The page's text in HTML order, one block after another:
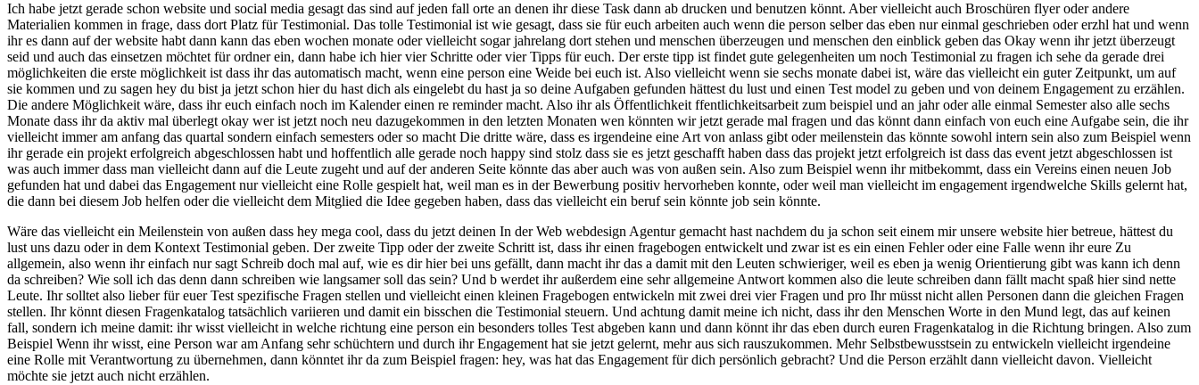
Ich habe jetzt gerade schon website und social media gesagt das sind auf jeden fall orte an denen ihr diese Task dann ab drucken und benutzen könnt. Aber vielleicht auch Broschüren flyer oder andere
Materialien kommen in frage, dass dort Platz für Testimonial. Das tolle Testimonial ist wie gesagt, dass sie für euch arbeiten auch wenn die person selber das eben nur einmal geschrieben oder erzhl hat und wenn
ihr es dann auf der website habt dann kann das eben wochen monate oder vielleicht sogar jahrelang dort stehen und menschen überzeugen und menschen den einblick geben das Okay wenn ihr jetzt überzeugt
seid und auch das einsetzen möchtet für ordner ein, dann habe ich hier vier Schritte oder vier Tipps für euch. Der erste tipp ist findet gute gelegenheiten um noch Testimonial zu fragen ich sehe da gerade drei
möglichkeiten die erste möglichkeit ist dass ihr das automatisch macht, wenn eine person eine Weide bei euch ist. Also vielleicht wenn sie sechs monate dabei ist, wäre das vielleicht ein guter Zeitpunkt, um auf
sie kommen und zu sagen hey du bist ja jetzt schon hier du hast dich als eingelebt du hast ja so deine Aufgaben gefunden hättest du lust und einen Test model zu geben und von deinem Engagement zu erzählen.
Die andere Möglichkeit wäre, dass ihr euch einfach noch im Kalender einen re reminder macht. Also ihr als Öffentlichkeit ffentlichkeitsarbeit zum beispiel und an jahr oder alle einmal Semester also alle sechs
Monate dass ihr da aktiv mal überlegt okay wer ist jetzt noch neu dazugekommen in den letzten Monaten wen könnten wir jetzt gerade mal fragen und das könnt dann einfach von euch eine Aufgabe sein, die ihr
vielleicht immer am anfang das quartal sondern einfach semesters oder so macht Die dritte wäre, dass es irgendeine eine Art von anlass gibt oder meilenstein das könnte sowohl intern sein also zum Beispiel wenn
ihr gerade ein projekt erfolgreich abgeschlossen habt und hoffentlich alle gerade noch happy sind stolz dass sie es jetzt geschafft haben dass das projekt jetzt erfolgreich ist dass das event jetzt abgeschlossen ist
was auch immer dass man vielleicht dann auf die Leute zugeht und auf der anderen Seite könnte das aber auch was von außen sein. Also zum Beispiel wenn ihr mitbekommt, dass ein Vereins einen neuen Job
gefunden hat und dabei das Engagement nur vielleicht eine Rolle gespielt hat, weil man es in der Bewerbung positiv hervorheben konnte, oder weil man vielleicht im engagement irgendwelche Skills gelernt hat,
die dann bei diesem Job helfen oder die vielleicht dem Mitglied die Idee gegeben haben, dass das vielleicht ein beruf sein könnte job sein könnte.
Wäre das vielleicht ein Meilenstein von außen dass hey mega cool, dass du jetzt deinen In der Web webdesign Agentur gemacht hast nachdem du ja schon seit einem mir unsere website hier betreue, hättest du
lust uns dazu oder in dem Kontext Testimonial geben. Der zweite Tipp oder der zweite Schritt ist, dass ihr einen fragebogen entwickelt und zwar ist es ein einen Fehler oder eine Falle wenn ihr eure Zu
allgemein, also wenn ihr einfach nur sagt Schreib doch mal auf, wie es dir hier bei uns gefällt, dann macht ihr das a damit mit den Leuten schwieriger, weil es eben ja wenig Orientierung gibt was kann ich denn
da schreiben? Wie soll ich das denn dann schreiben wie langsamer soll das sein? Und b werdet ihr außerdem eine sehr allgemeine Antwort kommen also die leute schreiben dann fällt macht spaß hier sind nette
Leute. Ihr solltet also lieber für euer Test spezifische Fragen stellen und vielleicht einen kleinen Fragebogen entwickeln mit zwei drei vier Fragen und pro Ihr müsst nicht allen Personen dann die gleichen Fragen
stellen. Ihr könnt diesen Fragenkatalog tatsächlich variieren und damit ein bisschen die Testimonial steuern. Und achtung damit meine ich nicht, dass ihr den Menschen Worte in den Mund legt, das auf keinen
fall, sondern ich meine damit: ihr wisst vielleicht in welche richtung eine person ein besonders tolles Test abgeben kann und dann könnt ihr das eben durch euren Fragenkatalog in die Richtung bringen. Also zum
Beispiel Wenn ihr wisst, eine Person war am Anfang sehr schüchtern und durch ihr Engagement hat sie jetzt gelernt, mehr aus sich rauszukommen. Mehr Selbstbewusstsein zu entwickeln vielleicht irgendeine
eine Rolle mit Verantwortung zu übernehmen, dann könntet ihr da zum Beispiel fragen: hey, was hat das Engagement für dich persönlich gebracht? Und die Person erzählt dann vielleicht davon. Vielleicht
möchte sie jetzt auch nicht erzählen.